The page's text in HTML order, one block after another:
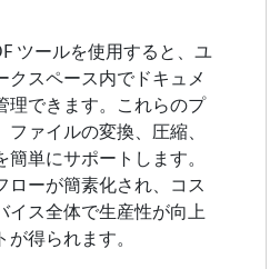
ツールを使用すると、ユ
クスペース内でドキュメ
理できます。これらのプ
ァイルの変換、圧縮、
単にサポートします。
ローが簡素化され、コス
イス全体で生産性が向上
得られます。